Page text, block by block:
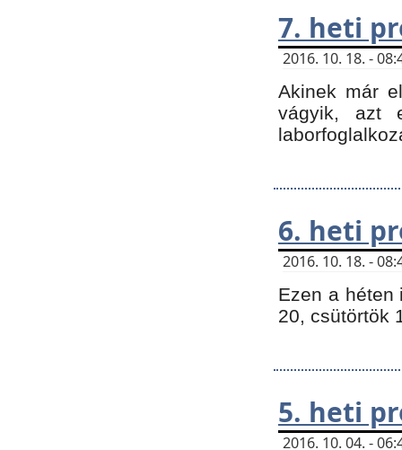
7. heti
2016. 10. 18. -
Akinek már
vágyik, azt
6. heti
2016. 10. 18. -
Ezen a héten
20, csütörtök
5. heti
2016. 10. 04. -